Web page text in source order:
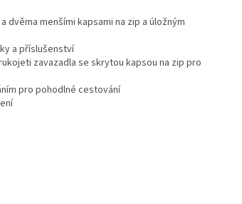
dvěma menšími kapsami na zip a úložným
a příslušenství
zavazadla se skrytou kapsou na zip pro
pro pohodlné cestování